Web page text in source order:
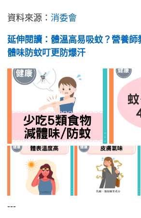
資料來源： 消委會
延伸閱讀：體溫高易吸蚊？營養師
體味防蚊叮更防爆汗
---